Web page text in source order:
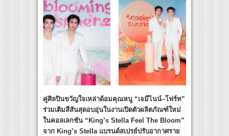
คู่ศิลปินขวัญใจเหล่าด้อมคุณหนู “เจมีไนน์–โฟร์ท”
ร่วมเติมสีสันสุดอบอุ่นในงานเปิดตัวผลิตภัณฑ์ใหม่
ในคอลเลกชัน “King’s Stella Feel The Bloom”
จาก King’s Stella แบรนด์สเปรย์ปรับอากาศราย